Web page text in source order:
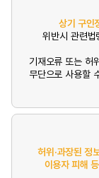
상기 구인
위반시 관련법
기재오류 또는 허
무단으로 사용할
허위·과장된 정
이용자 피해